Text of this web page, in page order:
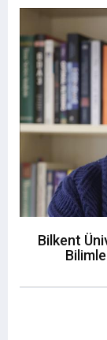
Bilkent